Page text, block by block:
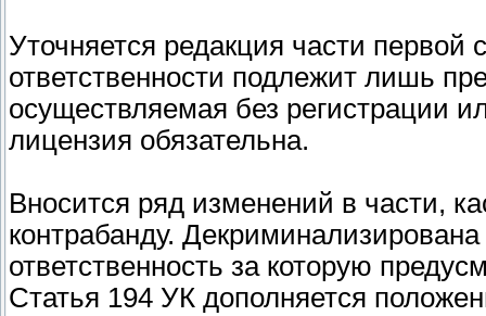
Уточняется редакция части первой
ответственности подлежит лишь
осуществляемая без регистрации
лицензия обязательна.
Вносится ряд изменений в части,
контрабанду.
ответственность за которую
Статья 194 УК дополняется